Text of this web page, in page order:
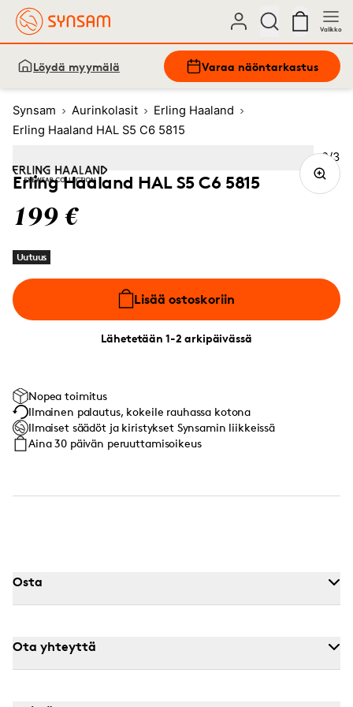
Valikko
Löydä myymälä Varaa näöntarkastus
Synsam Aurinkolasit
Erling Haaland
Erling Haaland HAL S5 C6 5815
Erling Haaland HAL S5 C6 5815
199 €
Uutuus
Lisää ostoskoriin
Lähetetään 1-2 arkipäivässä
Nopea toimitus
Ilmainen palautus, kokeile rauhassa kotona
Ilmaiset säädöt ja kiristykset Synsamin liikkeissä
Aina 30 päivän peruuttamisoikeus
Kuva
2/3
Image1 3
Osta
Ota yhteyttä